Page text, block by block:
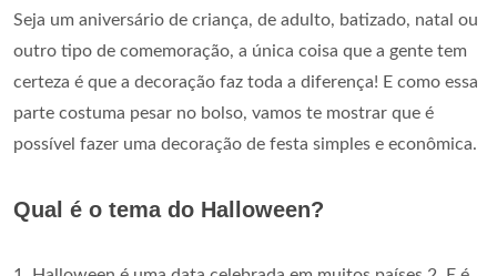
Seja um aniversário de criança, de adulto, batizado, natal ou
outro tipo de comemoração, a única coisa que a gente tem
certeza é que a decoração faz toda a diferença! E como essa
parte costuma pesar no bolso, vamos te mostrar que é
possível fazer uma decoração de festa simples e econômica.
Qual é o tema do Halloween?